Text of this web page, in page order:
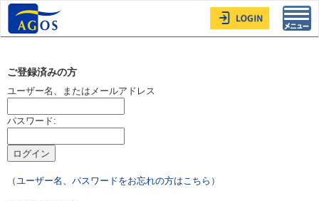
ご登録済みの方
ユーザー名、またはメールアドレス
パスワード:
（ユーザー名、パスワードをお忘れの方はこちら ）